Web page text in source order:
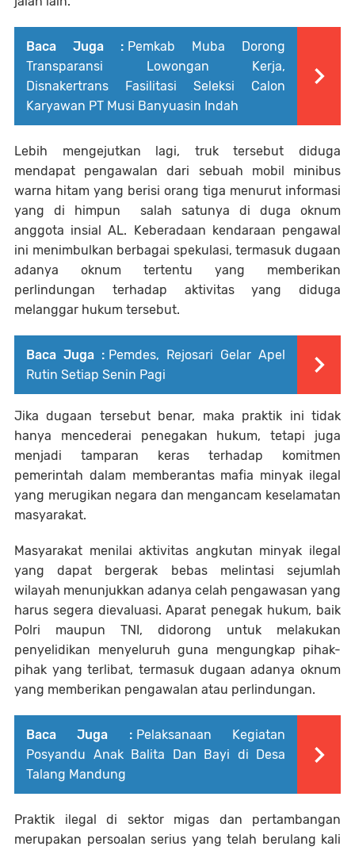
Baca Juga : Pemkab Muba Dorong
Transparansi Lowongan Kerja,
Disnakertrans Fasilitasi Seleksi Calon
Karyawan PT Musi Banyuasin Indah
Lebih mengejutkan lagi, truk tersebut diduga
mendapat pengawalan dari sebuah mobil minibus
warna hitam yang berisi orang tiga menurut informasi
yang di himpun salah satunya di duga oknum
anggota insial AL. Keberadaan kendaraan pengawal
ini menimbulkan berbagai spekulasi, termasuk dugaan
adanya oknum tertentu yang memberikan
perlindungan terhadap aktivitas yang diduga
melanggar hukum tersebut.
Baca Juga : Pemdes, Rejosari Gelar Apel
Rutin Setiap Senin Pagi
Jika dugaan tersebut benar, maka praktik ini tidak
hanya mencederai penegakan hukum, tetapi juga
menjadi tamparan keras terhadap komitmen
pemerintah dalam memberantas mafia minyak ilegal
yang merugikan negara dan mengancam keselamatan
masyarakat.
Masyarakat menilai aktivitas angkutan minyak ilegal
yang dapat bergerak bebas melintasi sejumlah
wilayah menunjukkan adanya celah pengawasan yang
harus segera dievaluasi. Aparat penegak hukum, baik
Polri maupun TNI, didorong untuk melakukan
penyelidikan menyeluruh guna mengungkap pihak-
pihak yang terlibat, termasuk dugaan adanya oknum
yang memberikan pengawalan atau perlindungan.
Baca Juga : Pelaksanaan Kegiatan
Posyandu Anak Balita Dan Bayi di Desa
Talang Mandung
Praktik ilegal di sektor migas dan pertambangan
merupakan persoalan serius yang telah berulang kali